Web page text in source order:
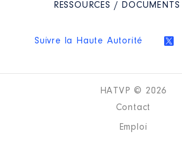
RESSOURCES / DOCUMENTS
Suivre la Haute Autorité
HATVP © 2026
Contact
Emploi